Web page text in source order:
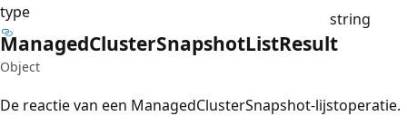
type
string
ManagedClusterSnapshotListResult
Object
De reactie van een ManagedClusterSnapshot-lijstoperatie.